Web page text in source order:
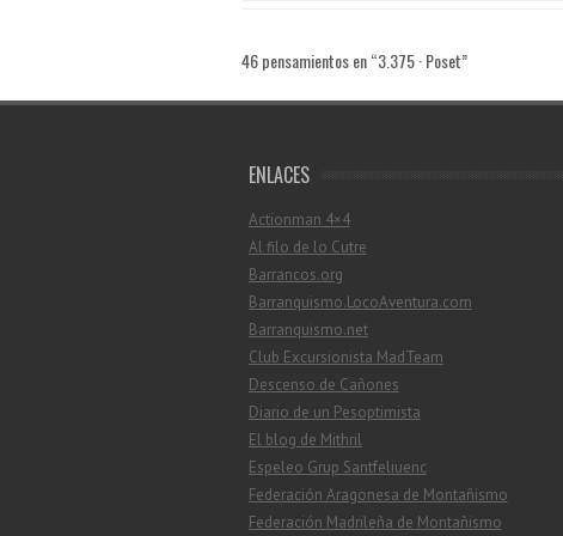
46 pensamientos en “3.375 · Poset”
ENLACES
Actionman 4×4
Al filo de lo Cutre
Barrancos.org
Barranquismo.LocoAventura.com
Barranquismo.net
Club Excursionista MadTeam
Descenso de Cañones
Diario de un Pesoptimista
El blog de Mithril
Espeleo Grup Santfeliuenc
Federación Aragonesa de Montañismo
Federación Madrileña de Montañismo